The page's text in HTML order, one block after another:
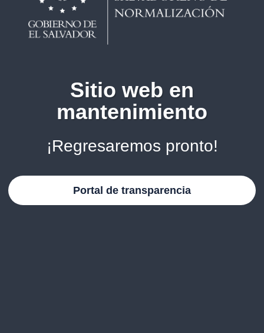
Sitio web en
mantenimiento
¡Regresaremos pronto!
Portal de transparencia